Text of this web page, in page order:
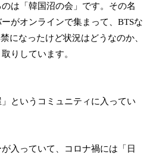
は「韓国沼の会」です。その名
がオンラインで集まって、BTSな
になったけど状況はどうなのか、
りしています。
というコミュニティに入ってい
入っていて、コロナ禍には「日